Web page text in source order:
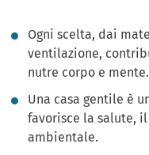
Ogni scelta, dai
ventilazione,
nutre corpo e mente.
Una casa gentile è
favorisce la salute,
ambientale.